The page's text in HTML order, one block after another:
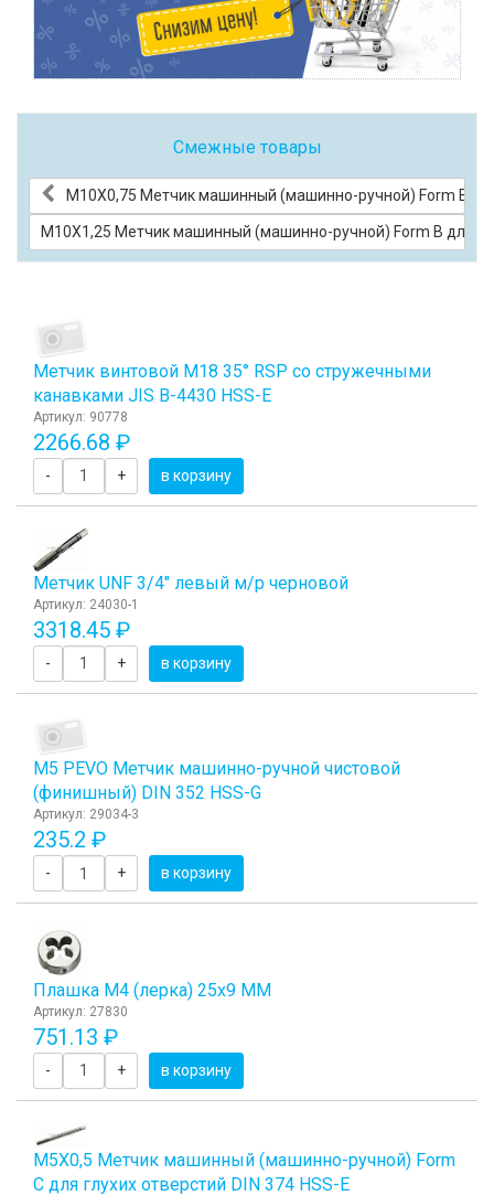
Смежные товары
М10Х0,75 Метчик машинный (машинно-ручной) Form B для
М10Х1,25 Метчик машинный (машинно-ручной) Form B для
Метчик винтовой M18 35° RSP со стружечными
канавками JIS B-4430 HSS-E
Артикул: 90778
2266.68 ₽
- + в корзину
Метчик UNF 3/4" левый м/р черновой
Артикул: 24030-1
3318.45 ₽
- + в корзину
М5 PEVO Метчик машинно-ручной чистовой
(финишный) DIN 352 HSS-G
Артикул: 29034-3
235.2 ₽
- + в корзину
Плашка М4 (лерка) 25x9 ММ
Артикул: 27830
751.13 ₽
- + в корзину
М5Х0,5 Метчик машинный (машинно-ручной) Form
C для глухих отверстий DIN 374 HSS-E